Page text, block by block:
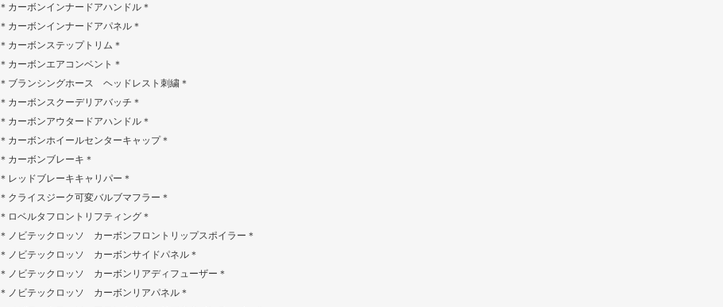
＊カーボンインナードアハンドル＊
＊カーボンインナードアパネル＊
＊カーボンステップトリム＊
＊カーボンエアコンベント＊
＊ブランシングホース ヘッドレスト刺繍＊
＊カーボンスクーデリアバッチ＊
＊カーボンアウタードアハンドル＊
＊カーボンホイールセンターキャップ＊
＊カーボンブレーキ＊
＊レッドブレーキキャリパー＊
＊クライスジーク可変バルブマフラー＊
＊ロベルタフロントリフティング＊
＊ノビテックロッソ カーボンフロントリップスポイラー＊
＊ノビテックロッソ カーボンサイドパネル＊
＊ノビテックロッソ カーボンリアディフューザー＊
＊ノビテックロッソ カーボンリアパネル＊